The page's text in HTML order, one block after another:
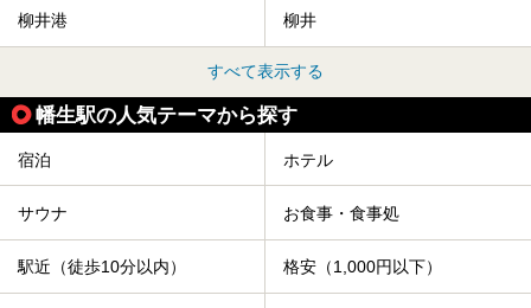
柳井港 柳井
すべて表示する
幡生駅の人気テーマから探す
宿泊 ホテル
サウナ お食事・食事処
駅近（徒歩10分以内） 格安（1,000円以下）